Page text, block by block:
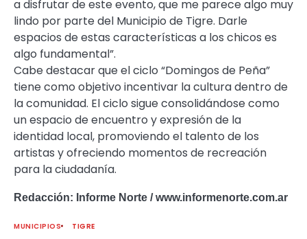
a disfrutar de este evento, que me parece algo muy
lindo por parte del Municipio de Tigre. Darle
espacios de estas características a los chicos es
algo fundamental”.
Cabe destacar que el ciclo “Domingos de Peña”
tiene como objetivo incentivar la cultura dentro de
la comunidad. El ciclo sigue consolidándose como
un espacio de encuentro y expresión de la
identidad local, promoviendo el talento de los
artistas y ofreciendo momentos de recreación
para la ciudadanía.
Redacción: Informe Norte / www.informenorte.com.ar
MUNICIPIOS
TIGRE